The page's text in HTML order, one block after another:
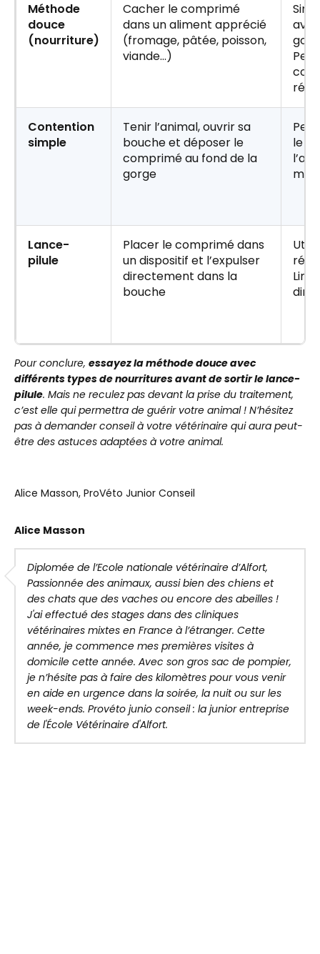
Méthode
douce
(nourriture)
Cacher le comprimé
dans un aliment apprécié
(fromage, pâtée, poisson,
viande…)
Contention
simple
Tenir l’animal, ouvrir sa
bouche et déposer le
comprimé au fond de la
gorge
le
Lance-
pilule
Placer le comprimé dans
un dispositif et l’expulser
directement dans la
bouche
Pour conclure, essayez la méthode douce avec
différents types de nourritures avant de sortir le lance-
pilule. Mais ne reculez pas devant la prise du traitement,
c’est elle qui permettra de guérir votre animal ! N’hésitez
pas à demander conseil à votre vétérinaire qui aura peut-
être des astuces adaptées à votre animal.
Alice Masson, ProVéto Junior Conseil
Alice Masson
Diplomée de l’Ecole nationale vétérinaire d’Alfort,
Passionnée des animaux, aussi bien des chiens et
des chats que des vaches ou encore des abeilles !
J'ai effectué des stages dans des cliniques
vétérinaires mixtes en France à l’étranger. Cette
année, je commence mes premières visites à
domicile cette année. Avec son gros sac de pompier,
je n’hésite pas à faire des kilomètres pour vous venir
en aide en urgence dans la soirée, la nuit ou sur les
week-ends. Provéto junio conseil : la junior entreprise
de l'École Vétérinaire d'Alfort.